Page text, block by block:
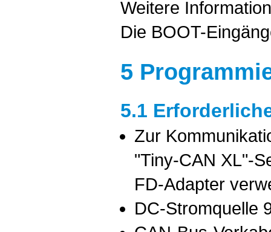
Weitere
Die BOOT-
5
5.1
Zur
"Tiny-CAN XL"-
FD-Adapter
DC-Stromquelle